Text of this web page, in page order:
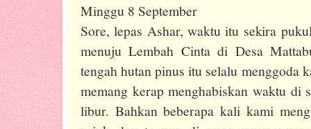
Minggu 8 September
Sore, lepas Ashar, waktu itu sekira
menuju Lembah Cinta di Desa
tengah hutan pinus itu selalu menggoda
memang kerap menghabiskan waktu di
libur. Bahkan beberapa kali kami